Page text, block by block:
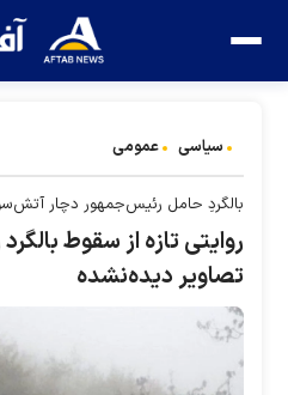
سیاسی عمومی
بالگردِ حامل رئیس‌جمهور دچار
روایتی تازه از سقوط
تصاویر دیده‌نشده